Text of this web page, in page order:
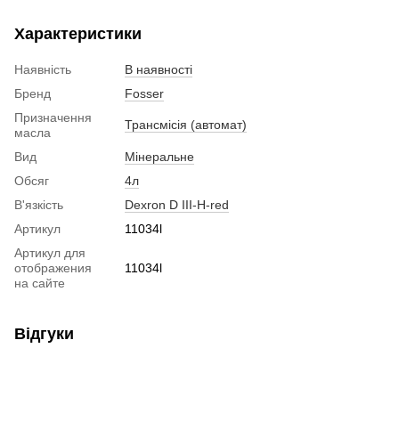
Характеристики
Наявність
В наявності
Бренд
Fosser
Призначення
масла
Трансмісія (автомат)
Вид
Мінеральне
Обсяг
4л
В'язкість
Dexron D III-H-red
Артикул
11034l
Артикул для
отображения
на сайте
11034l
Відгуки